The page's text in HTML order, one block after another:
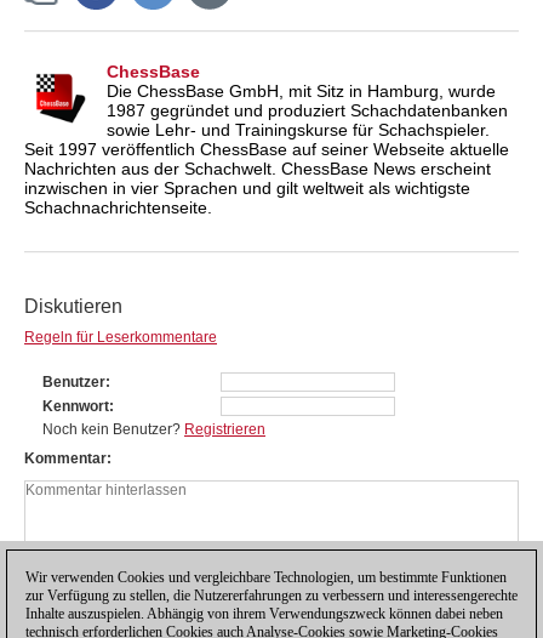
ChessBase
Die ChessBase GmbH, mit Sitz in Hamburg, wurde
1987 gegründet und produziert Schachdatenbanken
sowie Lehr- und Trainingskurse für Schachspieler.
Seit 1997 veröffentlich ChessBase auf seiner Webseite aktuelle
Nachrichten aus der Schachwelt. ChessBase News erscheint
inzwischen in vier Sprachen und gilt weltweit als wichtigste
Schachnachrichtenseite.
Diskutieren
Regeln für Leserkommentare
Benutzer
Kennwort
Noch kein Benutzer? Registrieren
Kommentar
Wir verwenden Cookies und vergleichbare Technologien, um bestimmte Funktionen
zur Verfügung zu stellen, die Nutzererfahrungen zu verbessern und interessengerechte
Inhalte auszuspielen. Abhängig von ihrem Verwendungszweck können dabei neben
technisch erforderlichen Cookies auch Analyse-Cookies sowie Marketing-Cookies